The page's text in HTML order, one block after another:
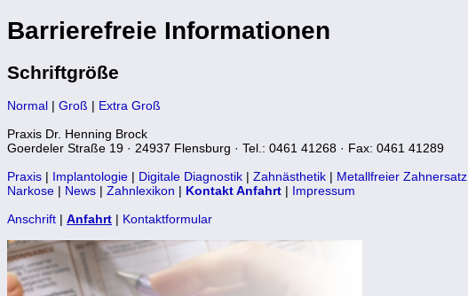
Barrierefreie Informationen
Schriftgröße
Normal | Groß | Extra Groß
Praxis Dr. Henning Brock
Goerdeler Straße 19 · 24937 Flensburg · Tel.: 0461 41268 · Fax: 0461 41289
Praxis | Implantologie | Digitale Diagnostik | Zahnästhetik | Metallfreier Zahnersatz
Narkose | News | Zahnlexikon | Kontakt Anfahrt | Impressum
Anschrift | Anfahrt | Kontaktformular